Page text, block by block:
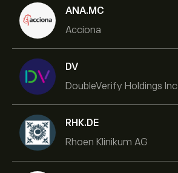
ANA.MC
Acciona
DV
DoubleVerify Holdings Inc
RHK.DE
Rhoen Klinikum AG